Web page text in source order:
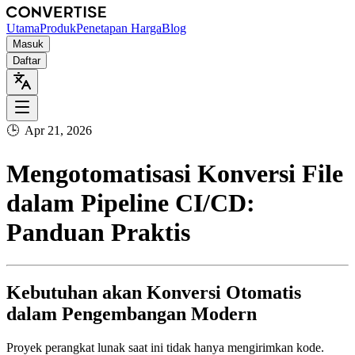
UtamaProdukPenetapan HargaBlog
Masuk
Daftar
🕒 Apr 21, 2026
Mengotomatisasi Konversi File
dalam Pipeline CI/CD:
Panduan Praktis
Kebutuhan akan Konversi Otomatis
dalam Pengembangan Modern
Proyek perangkat lunak saat ini tidak hanya mengirimkan kode.